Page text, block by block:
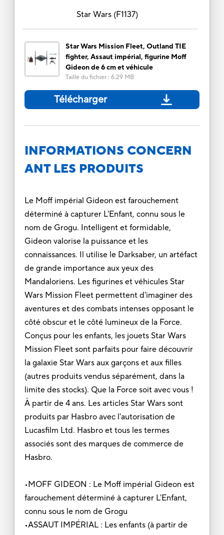
Star Wars(F1137)
Star Wars Mission Fleet, Outland TIE
fighter, Assaut impérial, figurine Moff
Gideon de 6 cm et véhicule
Taille du fichier: 6.29 MB
Télécharger
INFORMATIONS CONCERN
ANT LES PRODUITS
Le Moff impérial Gideon est farouchement
déterminé à capturer L'Enfant, connu sous le
nom de Grogu. Intelligent et formidable,
Gideon valorise la puissance et les
connaissances. Il utilise le Darksaber, un artéfact
de grande importance aux yeux des
Mandaloriens. Les figurines et véhicules Star
Wars Mission Fleet permettent d'imaginer des
aventures et des combats intenses opposant le
côté obscur et le côté lumineux de la Force.
Conçus pour les enfants, les jouets Star Wars
Mission Fleet sont parfaits pour faire découvrir
la galaxie Star Wars aux garçons et aux filles
(autres produits vendus séparément, dans la
limite des stocks). Que la Force soit avec vous !
À partir de 4 ans. Les articles Star Wars sont
produits par Hasbro avec l'autorisation de
Lucasfilm Ltd. Hasbro et tous les termes
associés sont des marques de commerce de
Hasbro.
•MOFF GIDEON : Le Moff impérial Gideon est
farouchement déterminé à capturer L'Enfant,
connu sous le nom de Grogu
•ASSAUT IMPÉRIAL : Les enfants (à partir de